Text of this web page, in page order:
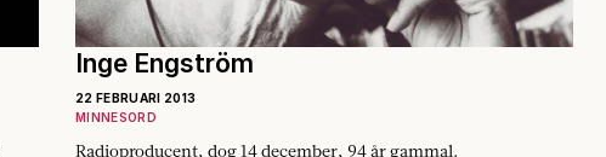
Inge Engström
22 FEBRUARI 2013
MINNESORD
Radioproducent, dog 14 december, 94 år gammal.